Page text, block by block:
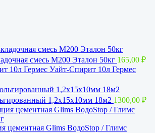
смесь М200 Эталон 50кг 165,00 ₽
Уайт-Спирит 10л Гермес
1,2x15х10мм 18м2 1300,00 ₽
цементная Glims BoдoStop / Глимс